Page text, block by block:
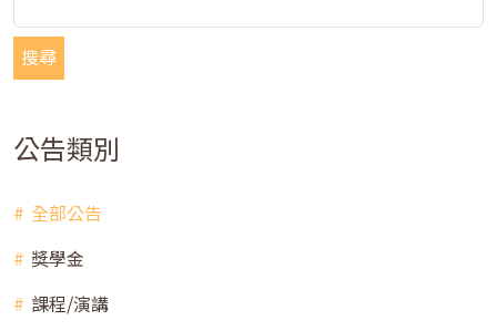
搜尋
公告類別
全部公告
獎學金
課程/演講